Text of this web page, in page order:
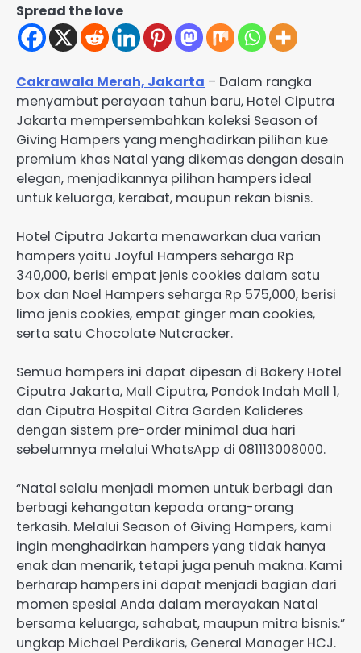
Spread the love
Cakrawala Merah, Jakarta – Dalam rangka
menyambut perayaan tahun baru, Hotel Ciputra
Jakarta mempersembahkan koleksi Season of
Giving Hampers yang menghadirkan pilihan kue
premium khas Natal yang dikemas dengan desain
elegan, menjadikannya pilihan hampers ideal
untuk keluarga, kerabat, maupun rekan bisnis.
Hotel Ciputra Jakarta menawarkan dua varian
hampers yaitu Joyful Hampers seharga Rp
340,000, berisi empat jenis cookies dalam satu
box dan Noel Hampers seharga Rp 575,000, berisi
lima jenis cookies, empat ginger man cookies,
serta satu Chocolate Nutcracker.
Semua hampers ini dapat dipesan di Bakery Hotel
Ciputra Jakarta, Mall Ciputra, Pondok Indah Mall 1,
dan Ciputra Hospital Citra Garden Kalideres
dengan sistem pre-order minimal dua hari
sebelumnya melalui WhatsApp di 081113008000.
“Natal selalu menjadi momen untuk berbagi dan
berbagi kehangatan kepada orang-orang
terkasih. Melalui Season of Giving Hampers, kami
ingin menghadirkan hampers yang tidak hanya
enak dan menarik, tetapi juga penuh makna. Kami
berharap hampers ini dapat menjadi bagian dari
momen spesial Anda dalam merayakan Natal
bersama keluarga, sahabat, maupun mitra bisnis.”
ungkap Michael Perdikaris, General Manager HCJ.